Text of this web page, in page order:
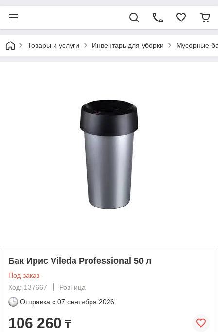
Товары и услуги Инвентарь для уборки Мусорные
Бак Ирис Vileda Professional 50 л
Под заказ
Код: 137667
Розница
Отправка с 07 сентября 2026
106 260 ₸